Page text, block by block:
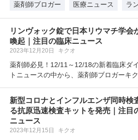
薬剤師ブロガー
医療ニュース ラ
リンヴォック錠で日本リウマチ学会
喚起｜注目の臨床ニュース
2023年12月20日 キクオ
薬剤師必見！12/11～12/18の新着臨床ダ
トニュースの中から、薬剤師ブロガーキク
新型コロナとインフルエンザ同時検
る抗原迅速検査キットを発売｜注目
ニュース
2023年12月15日 キクオ